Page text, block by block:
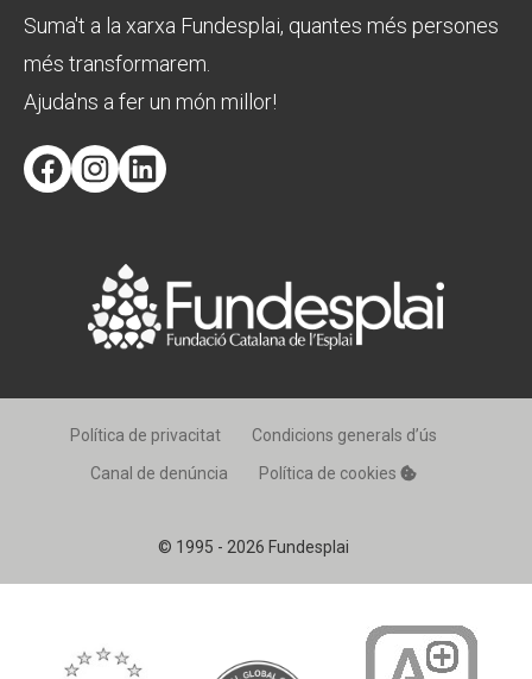
Suma't a la xarxa Fundesplai, quantes més persones
més transformarem.
Ajuda'ns a fer un món millor!
FacebookInstagram
LinkedIn
© 1995 - 2026 Fundesplai
Política de privacitat
Condicions generals d’ús
Canal de denúncia
Política de cookies